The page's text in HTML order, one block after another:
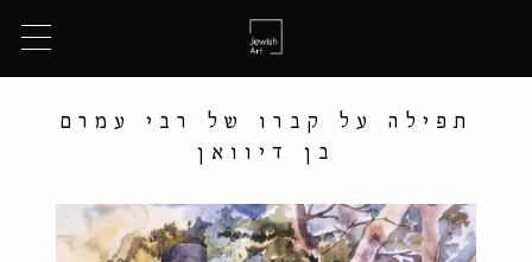
תפילה על קברו של רבי עמרם
בן דיוואן